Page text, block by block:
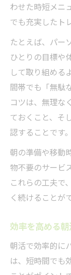
ポイ
無理な
ツ
朝活
ト
仕事前に
仕事
ング
パーソ
ュ朝
朝の
グ効果
仕事効
パー
める
わせた時短メニ
でも充実したト
たとえば、パー
ひとりの目標や
して取り組める
間帯でも「無駄
コツは、無理な
ておくこと、そ
認することです。
朝の準備や移動
物不要のサービ
これらの工夫で
く続けることが
効率を高める
朝活で効率的に
は、短時間でも